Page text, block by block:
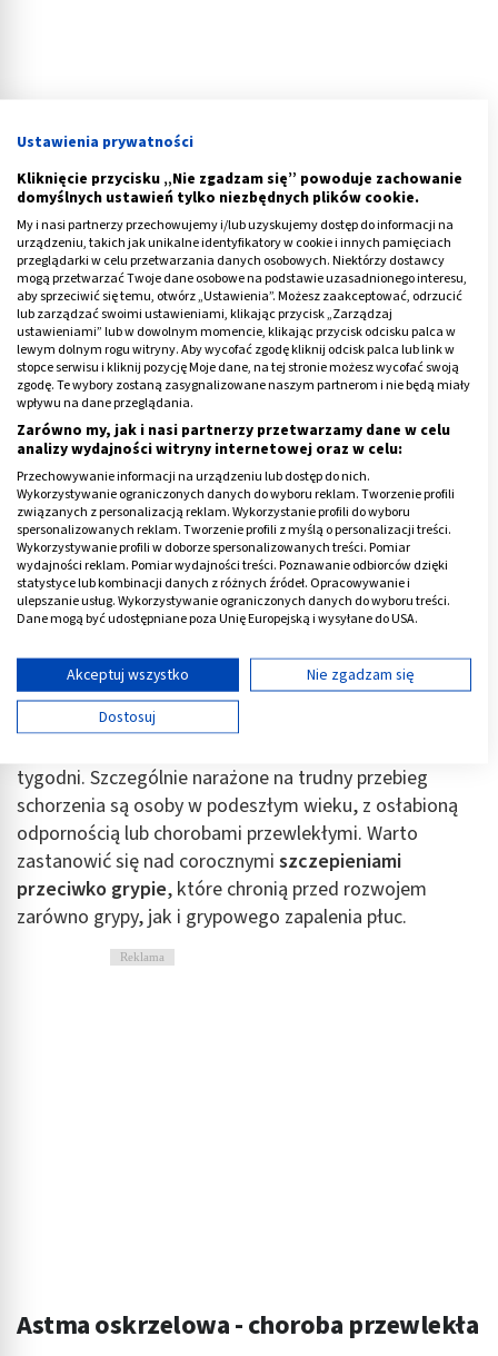
Grypowe zapalenie płuc - co to?
Kolejne popularne schorzenie to grypowe zapalenie
płuc. Powstaje ono wskutek infekcji wirusami grypy
typu A lub B. Objawia się takimi dolegliwościami jak
kaszel, nieżyt nosa czy podwyższona temperatura
ciała. Do tego nierzadko pojawiają się bóle mięśni i
ogólne osłabienie organizmu. Zdarzają się także
przypadki, w których występuje nawet krwioplucie.
Do grypowego zapalenia płuc dochodzi wskutek
rozwijającej się grypy i jej nasilających się objawów. To
choroba wymagającabezwarunkowej wizyty u
lekarza, ponieważ może nieść poważne konsekwencje
dla zdrowia. Specjalista dobiera odpowiednie leki o
staje się podłączenie pacjenta do tlenu, by usprawnić
oddychanie.
tygodni. Szczególnie narażone na trudny przebieg
schorzenia są osoby w podeszłym wieku, z osłabioną
odpornością lub chorobami przewlekłymi. Warto
zastanowić się nad corocznymi szczepieniami
przeciwko grypie, które chronią przed rozwojem
zarówno grypy, jak i grypowego zapalenia płuc.
Reklama
Astma oskrzelowa - choroba przewlekła
Ustawienia prywatności
Kliknięcie przycisku „Nie zgadzam się” powoduje zachowanie
domyślnych ustawień tylko niezbędnych plików cookie.
My i nasi partnerzy przechowujemy i/lub uzyskujemy dostęp do informacji na
urządzeniu, takich jak unikalne identyfikatory w cookie i innych pamięciach
przeglądarki w celu przetwarzania danych osobowych. Niektórzy dostawcy
mogą przetwarzać Twoje dane osobowe na podstawie uzasadnionego interesu,
aby sprzeciwić się temu, otwórz „Ustawienia”. Możesz zaakceptować, odrzucić
lub zarządzać swoimi ustawieniami, klikając przycisk „Zarządzaj
ustawieniami” lub w dowolnym momencie, klikając przycisk odcisku palca w
lewym dolnym rogu witryny. Aby wycofać zgodę kliknij odcisk palca lub link w
stopce serwisu i kliknij pozycję Moje dane, na tej stronie możesz wycofać swoją
zgodę. Te wybory zostaną zasygnalizowane naszym partnerom i nie będą miały
wpływu na dane przeglądania.
Zarówno my, jak i nasi partnerzy przetwarzamy dane w celu
analizy wydajności witryny internetowej oraz w celu:
Przechowywanie informacji na urządzeniu lub dostęp do nich.
Wykorzystywanie ograniczonych danych do wyboru reklam. Tworzenie profili
związanych z personalizacją reklam. Wykorzystanie profili do wyboru
spersonalizowanych reklam. Tworzenie profili z myślą o personalizacji treści.
Wykorzystywanie profili w doborze spersonalizowanych treści. Pomiar
wydajności reklam. Pomiar wydajności treści. Poznawanie odbiorców dzięki
statystyce lub kombinacji danych z różnych źródeł. Opracowywanie i
ulepszanie usług. Wykorzystywanie ograniczonych danych do wyboru treści.
Dane mogą być udostępniane poza Unię Europejską i wysyłane do USA.
Wyświetl listę partnerów (11 dostawców IAB)
Używamy Twoich danych w następujących celach:
Cele przetwarzania IAB:
Przechowywanie informacji na urządzeniu lub
dostęp do nich
Wykorzystywanie ograniczonych danych do
wyboru reklam
Tworzenie profili w celu spersonalizowanych
reklam
Wykorzystanie profili do wyboru
Wykorzystywanie ograniczonych danych do
Akceptuj wszystko
Nie zgadzam się
Dostosuj